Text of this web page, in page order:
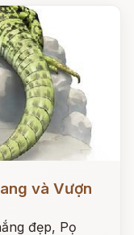
và Vượn
đẹp, Pọ